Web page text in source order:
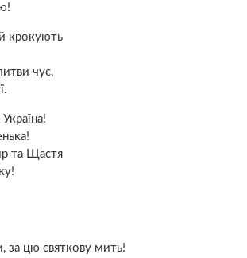
крокують
чує,
та Щастя
за цю святкову мить!